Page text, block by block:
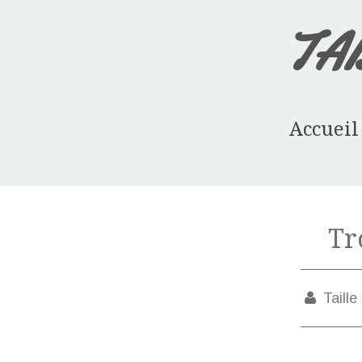
Accueil
Taille